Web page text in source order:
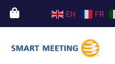
EN FR